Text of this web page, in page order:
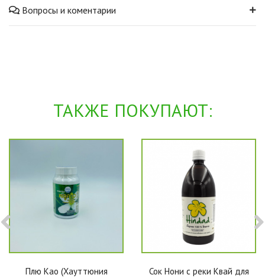
Вопросы и коментарии
ТАКЖЕ ПОКУПАЮТ:
Плю Као (Хауттюния
Сок Нони с реки Квай для